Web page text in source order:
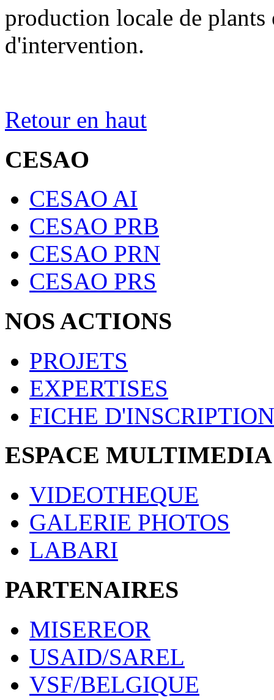
production locale de plants
d'intervention.
Retour en haut
CESAO
CESAO AI
CESAO PRB
CESAO PRN
CESAO PRS
NOS ACTIONS
PROJETS
EXPERTISES
FICHE D'INSCRIPTION
ESPACE MULTIMEDIA
VIDEOTHEQUE
GALERIE PHOTOS
LABARI
PARTENAIRES
MISEREOR
USAID/SAREL
VSF/BELGIQUE